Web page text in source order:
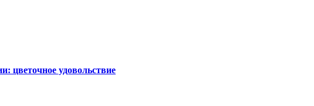
цветочное удовольствие